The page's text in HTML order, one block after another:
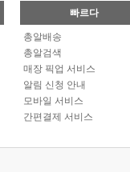
빠르다
총알배송
총알검색
매장 픽업 서비스
알림 신청 안내
모바일 서비스
간편결제 서비스